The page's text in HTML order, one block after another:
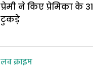
प्रेमी ने किए प्रेमिका के 31
टुकड़े
लव क्राइम